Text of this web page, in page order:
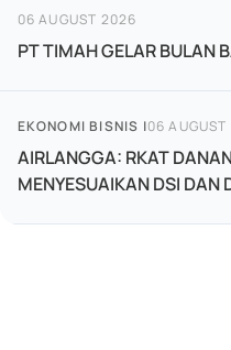
06 AUGUST 2026
PT TIMAH GELAR BULAN
EKONOMI BISNIS |06
AIRLANGGA: RKAT
MENYESUAIKAN DSI DAN